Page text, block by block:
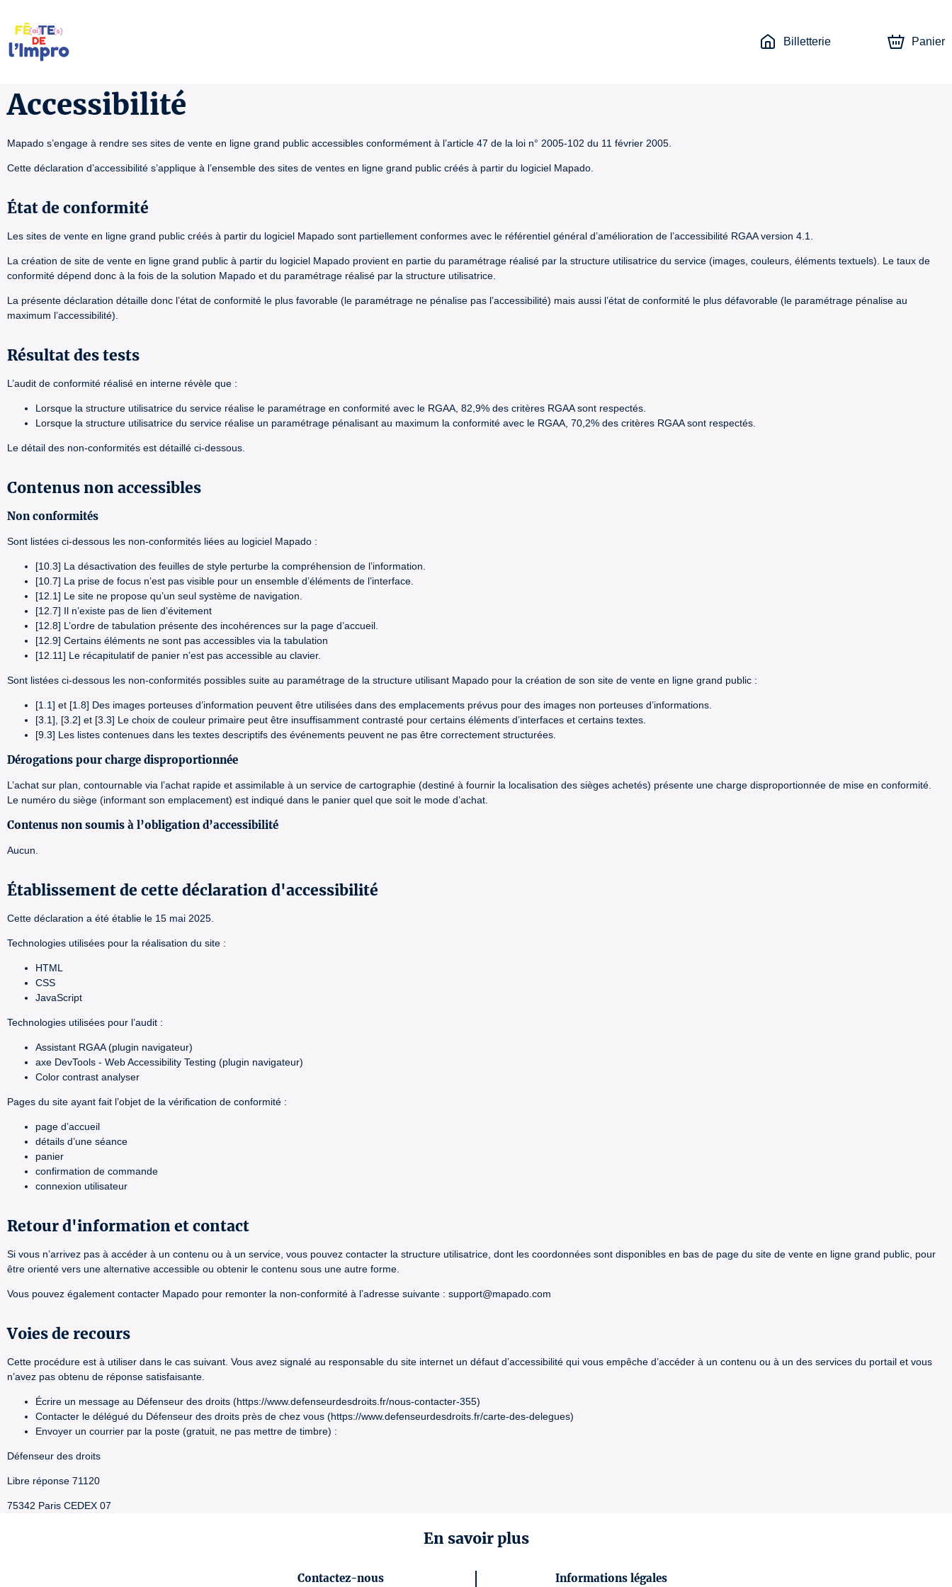
Billetterie Panier
Accessibilité
Mapado s’engage à rendre ses sites de vente en ligne grand public accessibles conformément à l’article 47 de la loi n° 2005-102 du 11 février 2005.
Cette déclaration d’accessibilité s’applique à l’ensemble des sites de ventes en ligne grand public créés à partir du logiciel Mapado.
État de conformité
Les sites de vente en ligne grand public créés à partir du logiciel Mapado sont partiellement conformes avec le référentiel général d’amélioration de l’accessibilité RGAA version 4.1.
La création de site de vente en ligne grand public à partir du logiciel Mapado provient en partie du paramétrage réalisé par la structure utilisatrice du service (images, couleurs, éléments textuels). Le taux de
conformité dépend donc à la fois de la solution Mapado et du paramétrage réalisé par la structure utilisatrice.
La présente déclaration détaille donc l’état de conformité le plus favorable (le paramétrage ne pénalise pas l’accessibilité) mais aussi l’état de conformité le plus défavorable (le paramétrage pénalise au
maximum l’accessibilité).
Résultat des tests
L’audit de conformité réalisé en interne révèle que :
Lorsque la structure utilisatrice du service réalise le paramétrage en conformité avec le RGAA, 82,9% des critères RGAA sont respectés.
Lorsque la structure utilisatrice du service réalise un paramétrage pénalisant au maximum la conformité avec le RGAA, 70,2% des critères RGAA sont respectés.
Le détail des non-conformités est détaillé ci-dessous.
Contenus non accessibles
Non conformités
Sont listées ci-dessous les non-conformités liées au logiciel Mapado :
[10.3] La désactivation des feuilles de style perturbe la compréhension de l’information.
[10.7] La prise de focus n’est pas visible pour un ensemble d’éléments de l’interface.
[12.1] Le site ne propose qu’un seul système de navigation.
[12.7] Il n’existe pas de lien d’évitement
[12.8] L’ordre de tabulation présente des incohérences sur la page d’accueil.
[12.9] Certains éléments ne sont pas accessibles via la tabulation
[12.11] Le récapitulatif de panier n’est pas accessible au clavier.
Sont listées ci-dessous les non-conformités possibles suite au paramétrage de la structure utilisant Mapado pour la création de son site de vente en ligne grand public :
[1.1] et [1.8] Des images porteuses d’information peuvent être utilisées dans des emplacements prévus pour des images non porteuses d’informations.
[3.1], [3.2] et [3.3] Le choix de couleur primaire peut être insuffisamment contrasté pour certains éléments d’interfaces et certains textes.
[9.3] Les listes contenues dans les textes descriptifs des événements peuvent ne pas être correctement structurées.
Dérogations pour charge disproportionnée
L’achat sur plan, contournable via l’achat rapide et assimilable à un service de cartographie (destiné à fournir la localisation des sièges achetés) présente une charge disproportionnée de mise en conformité.
Le numéro du siège (informant son emplacement) est indiqué dans le panier quel que soit le mode d’achat.
Contenus non soumis à l’obligation d’accessibilité
Aucun.
Établissement de cette déclaration d'accessibilité
Cette déclaration a été établie le 15 mai 2025.
Technologies utilisées pour la réalisation du site :
HTML
CSS
JavaScript
Technologies utilisées pour l’audit :
Assistant RGAA (plugin navigateur)
axe DevTools - Web Accessibility Testing (plugin navigateur)
Color contrast analyser
Pages du site ayant fait l’objet de la vérification de conformité :
page d’accueil
détails d’une séance
panier
confirmation de commande
connexion utilisateur
Retour d'information et contact
Si vous n’arrivez pas à accéder à un contenu ou à un service, vous pouvez contacter la structure utilisatrice, dont les coordonnées sont disponibles en bas de page du site de vente en ligne grand public, pour
être orienté vers une alternative accessible ou obtenir le contenu sous une autre forme.
Vous pouvez également contacter Mapado pour remonter la non-conformité à l’adresse suivante : support@mapado.com
Voies de recours
Cette procédure est à utiliser dans le cas suivant. Vous avez signalé au responsable du site internet un défaut d’accessibilité qui vous empêche d’accéder à un contenu ou à un des services du portail et vous
n’avez pas obtenu de réponse satisfaisante.
Écrire un message au Défenseur des droits (https://www.defenseurdesdroits.fr/nous-contacter-355)
Contacter le délégué du Défenseur des droits près de chez vous (https://www.defenseurdesdroits.fr/carte-des-delegues)
Envoyer un courrier par la poste (gratuit, ne pas mettre de timbre) :
Défenseur des droits
Libre réponse 71120
75342 Paris CEDEX 07
En savoir plus
Contactez-nous Informations légales